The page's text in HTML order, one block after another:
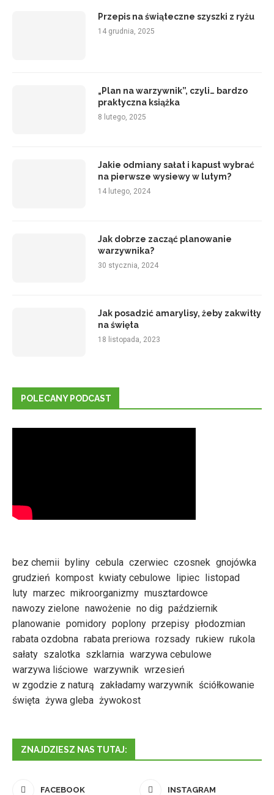
Przepis na świąteczne szyszki z ryżu
14 grudnia, 2025
„Plan na warzywnik”, czyli… bardzo
praktyczna książka
8 lutego, 2025
Jakie odmiany sałat i kapust wybrać
na pierwsze wysiewy w lutym?
14 lutego, 2024
Jak dobrze zacząć planowanie
warzywnika?
30 stycznia, 2024
Jak posadzić amarylisy, żeby zakwitły
na święta
18 listopada, 2023
POLECANY PODCAST
bez chemii byliny cebula czerwiec czosnek gnojówka
grudzień kompost kwiaty cebulowe lipiec listopad
luty marzec mikroorganizmy musztardowce
nawozy zielone nawożenie no dig październik
planowanie pomidory poplony przepisy płodozmian
rabata ozdobna rabata preriowa rozsady rukiew rukola
sałaty szalotka szklarnia warzywa cebulowe
warzywa liściowe warzywnik wrzesień
w zgodzie z naturą zakładamy warzywnik ściółkowanie
święta żywa gleba żywokost
ZNAJDZIESZ NAS TUTAJ:
FACEBOOK INSTAGRAM